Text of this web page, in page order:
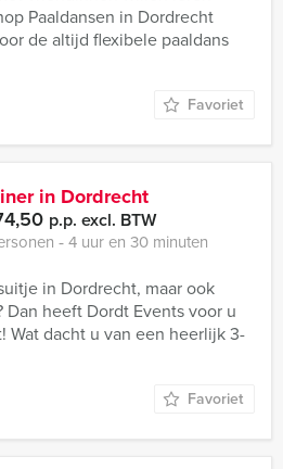
Paaldansen in Dordrecht
de altijd flexibele paaldans
Favoriet
in Dordrecht
p.p. excl. BTW
‐ 4 uur en 30 minuten
in Dordrecht, maar ook
heeft Dordt Events voor u
Wat dacht u van een heerlijk 3-
Favoriet